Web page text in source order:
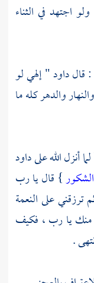
اجتهد في الثناء
: قالداود" إلهي لو
والدهر كله ما
أنزل الله علىداود
} قال يا رب
على النعمة
منك يا رب ، فكيف
.